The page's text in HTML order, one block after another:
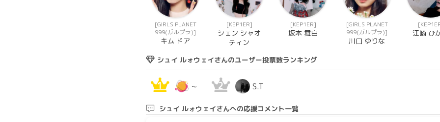
[GIRLS PLANET
999(ガルプラ)]
キム ドア
[KEP1ER]
シェン シャオ
ティン
[KEP1ER]
坂本 舞白
[GIRLS PLANET
999(ガルプラ)]
川口 ゆりな
江崎 ひ
シュイ ルォウェイさんのユーザー投票数ランキング
1 ~ 2 S.T
シュイ ルォウェイさんへの応援コメント一覧